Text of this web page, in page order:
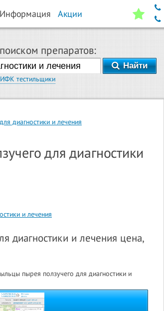
Информация Акции
препаратов:
Найти
тестильщики
диагностики и лечения
для диагностики
и лечения
диагностики и лечения цена,
пырея ползучего для диагностики и